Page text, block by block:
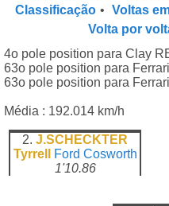
Classificação • Voltas
Volta por
4o pole position para Clay
63o pole position para
63o pole position para
Média : 192.014 km/h
2. J.SCHECKTER
Tyrrell
Ford Cosworth
1'10.86